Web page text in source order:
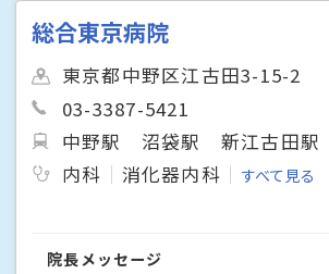
総合東京病院
東京都中野区江古田3-15-2
03-3387-5421
中野駅 沼袋駅 新江古田駅
内科
消化器内科 すべて見る
院長メッセージ